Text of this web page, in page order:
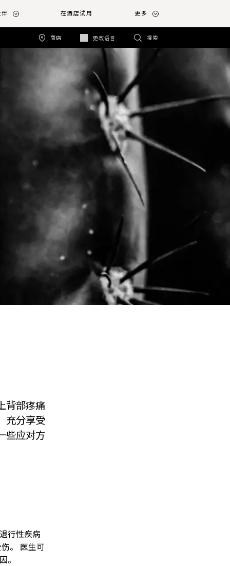
在酒店试用 更多
商店 更改语言 搜索
背部疼痛
充分享受
些应对方
行性疾病
。 医生可
。